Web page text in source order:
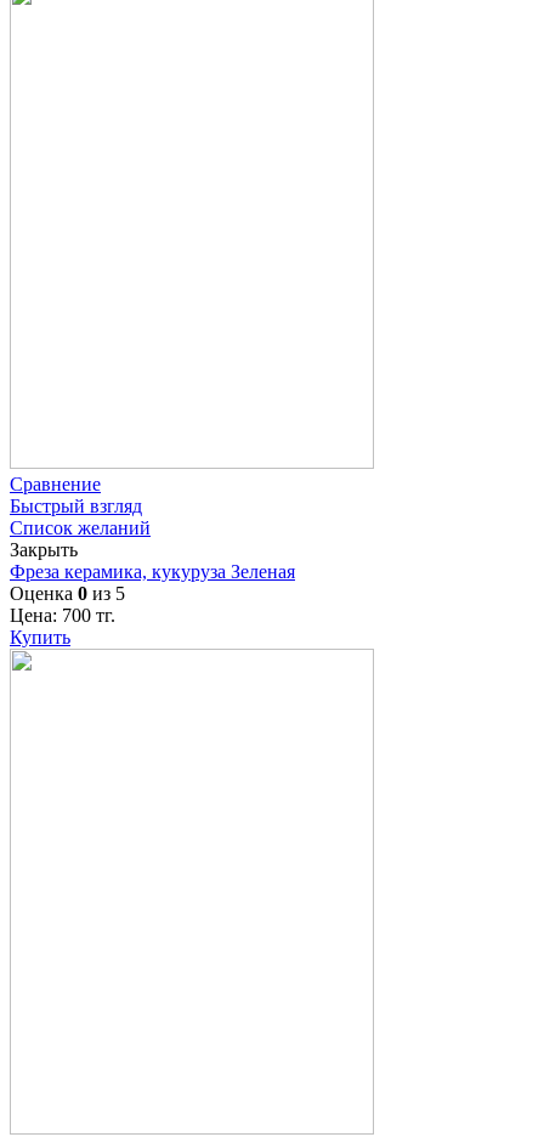
Сравнение
Быстрый взгляд
Список желаний
Закрыть
Фреза керамика, кукуруза Зеленая
Оценка 0 из 5
Цена: 700 тг.
Купить